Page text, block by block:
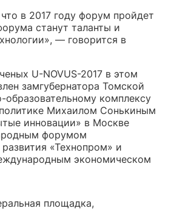
в 2017 году форум пройдет
станут таланты и
— говорится в
U-NOVUS-2017 в этом
замгубернатора Томской
образовательному комплексу
Михаилом Сонькиным
инновации» в Москве
форумом
«Технопром» и
экономическом
площадка,